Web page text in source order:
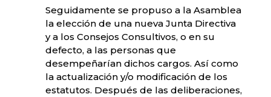
Seguidamente se propuso a la Asamblea
la elección de una nueva Junta Directiva
y a los Consejos Consultivos, o en su
defecto, a las personas que
desempeñarían dichos cargos. Así como
la actualización y/o modificación de los
estatutos. Después de las deliberaciones,